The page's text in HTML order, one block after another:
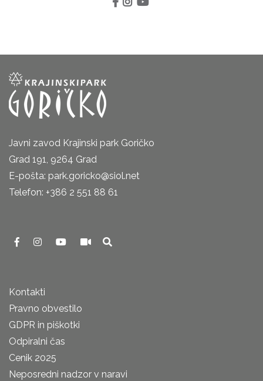
Javni zavod Krajinski park Goričko
Grad 191, 9264 Grad
E-pošta: park.goricko@siol.net
Telefon: +386 2 551 88 61
Kontakti
Pravno obvestilo
GDPR in piškotki
Odpiralni čas
Cenik 2025
Neposredni nadzor v naravi